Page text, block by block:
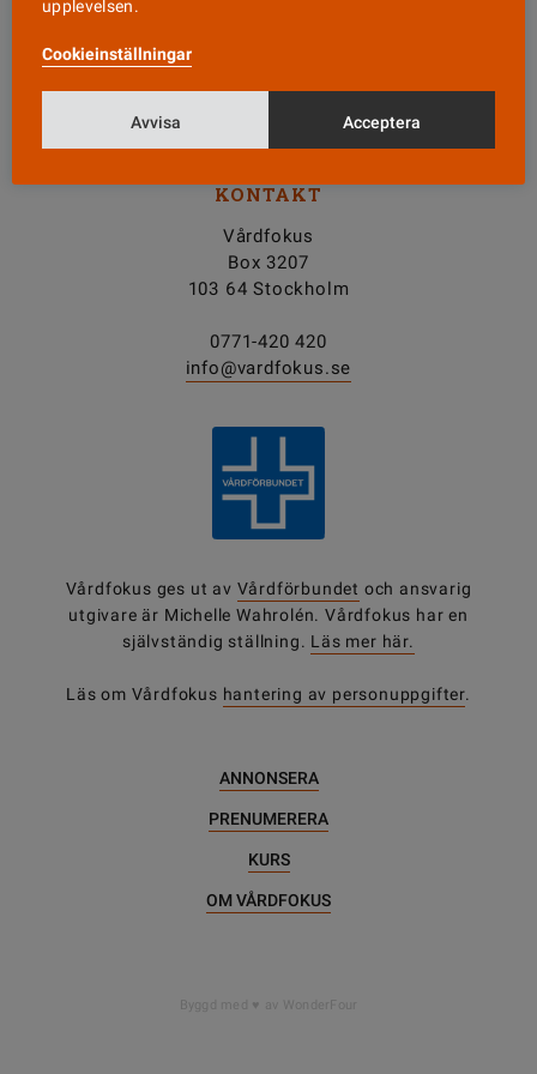
Tipsa oss!
KONTAKT
Vårdfokus
Box 3207
103 64 Stockholm
0771-420 420
info@vardfokus.se
Vårdfokus ges ut av Vårdförbundet och ansvarig
utgivare är Michelle Wahrolén. Vårdfokus har en
självständig ställning. Läs mer här.
Läs om Vårdfokus hantering av personuppgifter.
ANNONSERA
PRENUMERERA
KURS
OM VÅRDFOKUS
Byggd med av WonderFour
upplevelsen.
Cookieinställningar
Avvisa Acceptera